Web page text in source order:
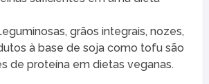
grãos integrais, nozes,
à base de soja como tofu são
de proteína em dietas veganas.